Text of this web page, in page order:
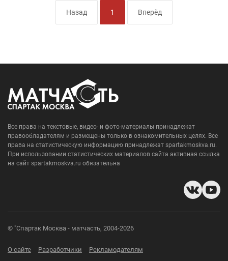
Назад 1 Вперёд
Все права на текстовые, видео- и фото-материалы принадлежат
правообладателям и размещены только в ознакомительных целях. Все
права на статистическую информацию принадлежат spartakmoskva.ru.
При использовании статистических материалов сайта активная ссылка
на сайт spartakmoskva.ru обязательна
© "Спартак Москва - матчасть, 2004-2026
О сайте Разработчики Рекламодателям